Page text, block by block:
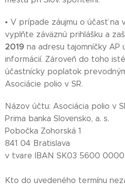
• V prípade záujmu o účasť na
vyplňte záväznú prihlášku a
2019 na adresu tajomníčky AP
informácií. Zároveň do toho
účastnícky poplatok
Asociácie polio v SR.
Názov účtu: Asociácia polio v
Prima banka Slovensko, a. s.
Pobočka Zohorská 1
841 04 Bratislava
v tvare IBAN SK03 5600 0000
Kto do uvedeného termínu